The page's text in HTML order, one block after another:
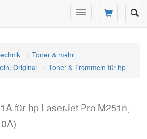
Navigation
umschalten
Toner & mehr
Original
Toner & Trommeln für hp
für hp LaserJet Pro M251n,